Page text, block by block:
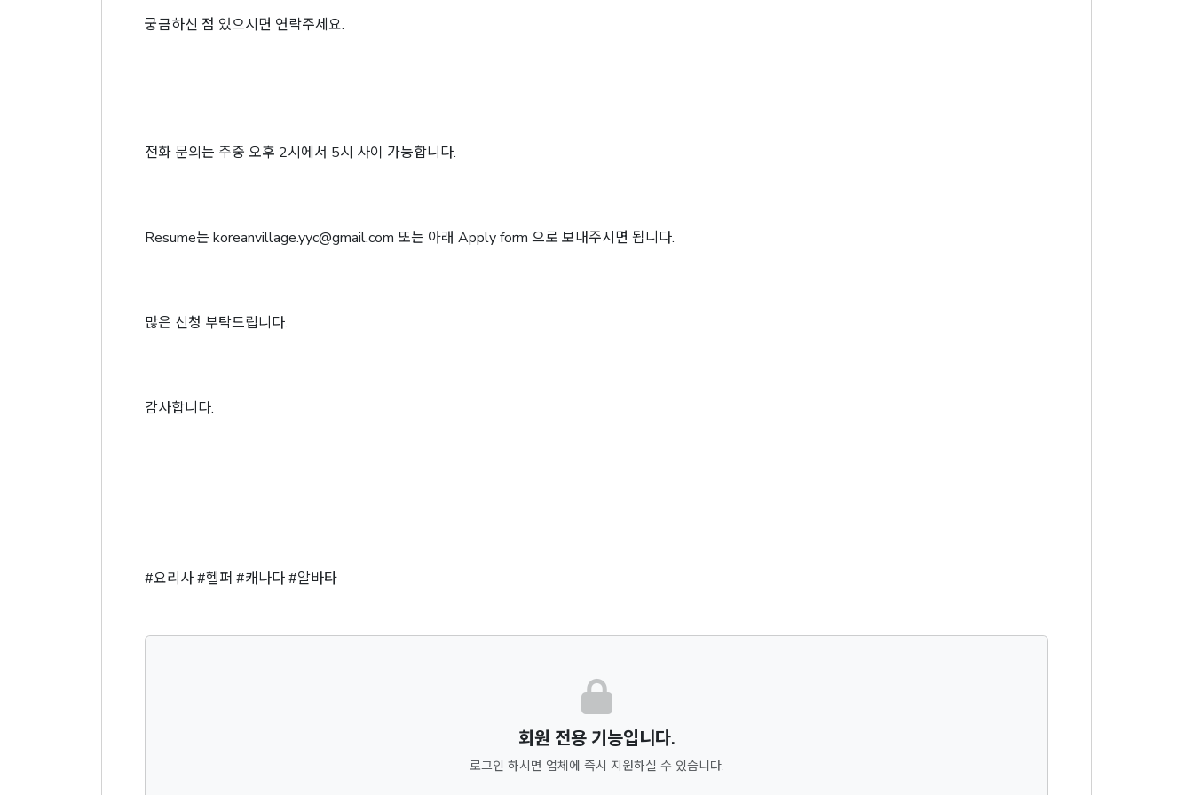
궁금하신 점 있으시면 연락주세요.
전화 문의는 주중 오후 2시에서 5시 사이 가능합니다.
Resume는 koreanvillage.yyc@gmail.com 또는 아래 Apply form 으로 보내주시면 됩니다.
많은 신청 부탁드립니다.
감사합니다.
#요리사 #헬퍼 #캐나다 #알바타
회원 전용 기능입니다.
로그인 하시면 업체에 즉시 지원하실 수 있습니다.